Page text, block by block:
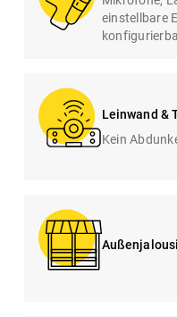
einstellbare
Leinwand &
Kein